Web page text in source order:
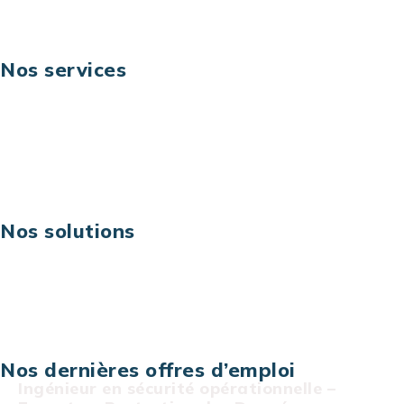
Nos services
Nos solutions
Nos dernières offres d’emploi
Ingénieur en sécurité opérationnelle –